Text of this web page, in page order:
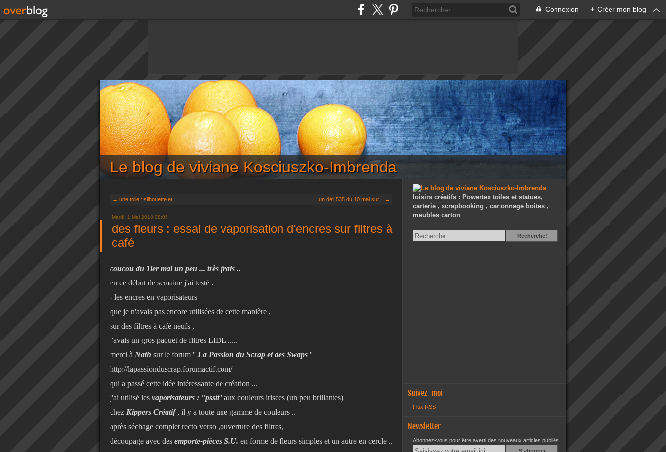
Connexion + Créer mon blog
Le blog de viviane Kosciuszko-Imbrenda
← une toile : silhouette et... un défi 535 du 10 mai sur... →
Mardi, 1 Mai 2018 08:05
des fleurs : essai de vaporisation d'encres sur filtres à
café
coucou du 1ier mai un peu ... très frais ..
en ce début de semaine j'ai testé :
- les encres en vaporisateurs
que je n'avais pas encore utilisées de cette manière ,
sur des filtres à café neufs ,
j'avais un gros paquet de filtres LIDL .....
merci à Nath sur le forum '' La Passion du Scrap et des Swaps ''
http://lapassionduscrap.forumactif.com/
qui a passé cette idée intéressante de création ...
j'ai utilisé les vaporisateurs : ''psstt'' aux couleurs irisées (un peu brillantes)
chez Kippers Créatif, il y a toute une gamme de couleurs ..
après séchage complet recto verso ,ouverture des filtres,
découpage avec des emporte-pièces S.U. en forme de fleurs simples et un autre en cercle ..
loisirs créatifs : Powertex toiles et statues,
carterie , scrapbooking , cartonnage boites ,
meubles carton
RechercheRecherche!
Suivez-moi
Flux RSS
Newsletter
Abonnez-vous pour être averti des nouveaux articles publiés.
Email